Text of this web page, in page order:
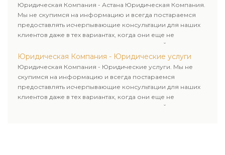
Юридическая Компания - Астана Юридическая Компания.
Мы не скупимся на информацию и всегда постараемся
предоставлять исчерпывающие консультации для наших
клиентов даже в тех вариантах, когда они еще не
пользовались юридическими услугами нашей компании.
Юридическая Компания - Юридические услуги
Юридическая Компания - Юридические услуги. Мы не
скупимся на информацию и всегда постараемся
предоставлять исчерпывающие консультации для наших
клиентов даже в тех вариантах, когда они еще не
пользовались юридическими услугами нашей компании.